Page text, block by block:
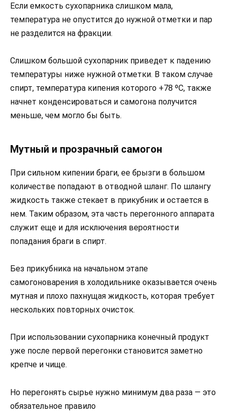
Если емкость сухопарника слишком мала,
температура не опустится до нужной отметки и пар
не разделится на фракции.
Слишком большой сухопарник приведет к падению
температуры ниже нужной отметки. В таком случае
спирт, температура кипения которого +78 ºС, также
начнет конденсироваться и самогона получится
меньше, чем могло бы быть.
Мутный и прозрачный самогон
При сильном кипении браги, ее брызги в большом
количестве попадают в отводной шланг. По шлангу
жидкость также стекает в прикубник и остается в
нем. Таким образом, эта часть перегонного аппарата
служит еще и для исключения вероятности
попадания браги в спирт.
Без прикубника на начальном этапе
самогоноварения в холодильнике оказывается очень
мутная и плохо пахнущая жидкость, которая требует
нескольких повторных очисток.
При использовании сухопарника конечный продукт
уже после первой перегонки становится заметно
крепче и чище.
Но перегонять сырье нужно минимум два раза — это
обязательное правило